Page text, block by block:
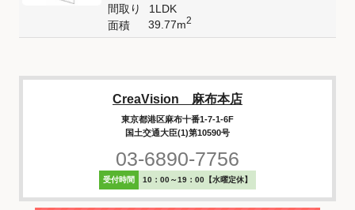
間取り
1LDK
面積
39.77m2
CreaVision 麻布本店
東京都港区麻布十番1-7-1-6F
国土交通大臣(1)第10590号
03-6890-7756
受付時間 10：00～19：00【水曜定休】